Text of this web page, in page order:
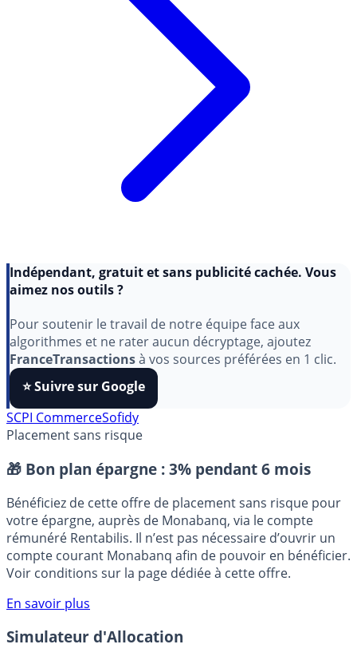
Indépendant, gratuit et sans publicité cachée. Vous
Pour soutenir le travail de notre équipe face aux
algorithmes et ne rater aucun décryptage, ajoutez
FranceTransactionsà vos sources préférées en 1 clic.
⭐️ Suivre sur Google
SCPI Commerce Sofidy
Placement sans risque
🎁 Bon plan épargne : 3% pendant 6 mois
Bénéficiez de cette offre de placement sans risque pour
votre épargne, auprès de Monabanq, via le compte
rémunéré Rentabilis. Il n’est pas nécessaire d’ouvrir un
compte courant Monabanq afin de pouvoir en bénéficier.
Voir conditions sur la page dédiée à cette offre.
En savoir plus